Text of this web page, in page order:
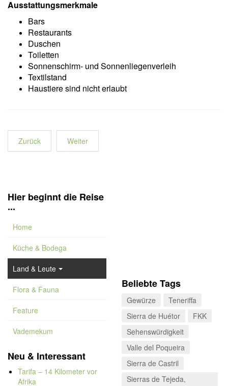
Ausstattungsmerkmale
Bars
Restaurants
Duschen
Toiletten
Sonnenschirm- und Sonnenliegenverleih
Textilstand
Haustiere sind nicht erlaubt
Zurück Weiter
Hier beginnt die Reise
...
Home
Küche & Bodega
Land & Leute
Flora & Fauna
Feature
Vademekum
Neu & Interessant
Tarifa – 14 Kilometer vor
Afrika
Beliebte Tags
Gewürze
Teneriffa
Sierra de Huétor
FKK
Sehenswürdigkeit
Valle del Poqueira
Sierra de Castril
Sierras de Tejeda,